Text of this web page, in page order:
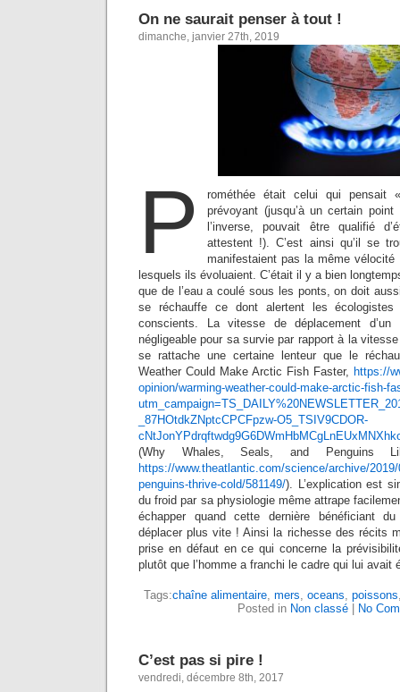
On ne saurait penser à tout !
dimanche, janvier 27th, 2019
P
rométhée était celui qui
prévoyant (jusqu’à un certain
l’inverse, pouvait être qualifié
attestent !). C’est ainsi qu’il se
manifestaient pas la même
lesquels ils évoluaient. C’était il y a bien
que de l’eau a coulé sous les ponts, on doit
se réchauffe ce dont alertent les
conscients. La vitesse de déplacement
négligeable pour sa survie par rapport à la
se rattache une certaine lenteur que le
Weather Could Make Arctic Fish Faster, https://
opinion/warming-weather-could-make-arctic-fish-
_87HOtdkZNptcCPCFpzw-O5_TSIV9CDOR-
(Why Whales, Seals, and Penguins
https://www.theatlantic.com/science/archive/
penguins-thrive-cold/581149/). L’explication est
du froid par sa physiologie même attrape
échapper quand cette dernière bénéficiant
déplacer plus vite ! Ainsi la richesse des récits
prise en défaut en ce qui concerne la
plutôt que l’homme a franchi le cadre qui lui avait
Tags:chaîne alimentaire, mers, oceans, poissons
Posted in Non classé| No
C’est pas si pire !
vendredi, décembre 8th, 2017